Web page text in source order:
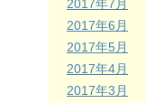
2017年7月
2017年6月
2017年5月
2017年4月
2017年3月